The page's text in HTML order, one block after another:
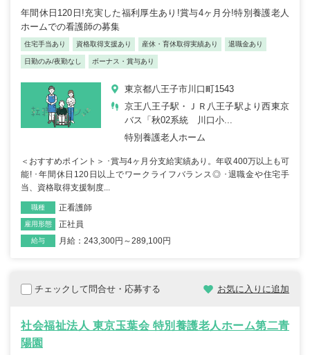
年間休日120日!充実した福利厚生あり!賞与4ヶ月分!特別養護老人
ホームでの看護師の募集
住宅手当あり 資格取得支援あり 産休・育休取得実績あり 退職金あり
日勤のみ/夜勤なし ボーナス・賞与あり
東京都八王子市川口町1543
京王八王子駅・ＪＲ八王子駅より西東京
バス「秋02系統 川口小...
特別養護老人ホーム
＜おすすめポイント＞ ･賞与4ヶ月分支給実績あり。年収400万以上も可
能! ･年間休日120日以上でワークライフバランス◎ ･退職金や住宅手
当、資格取得支援制度...
職種 正看護師
雇用形態 正社員
給与 月給：243,300円～289,100円
チェックして問合せ・応募する お気に入りに追加
社会福祉法人 東京玉葉会 特別養護老人ホーム第二青
陽園